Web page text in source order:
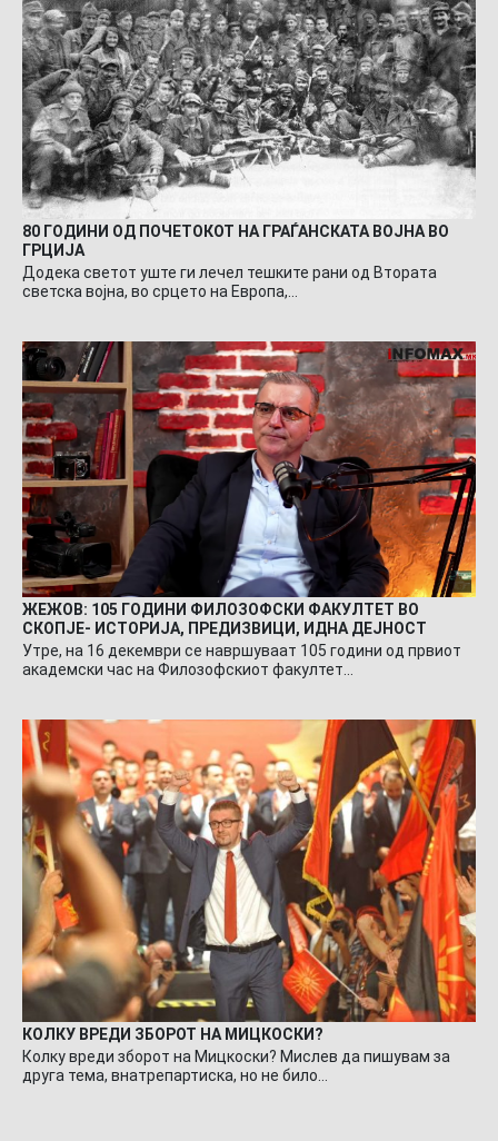
80 ГОДИНИ ОД ПОЧЕТОКОТ НА ГРАЃАНСКАТА ВОЈНА ВО
ГРЦИЈА
Додека светот уште ги лечел тешките рани од Втората
светска војна, во срцето на Европа,…
ЖЕЖОВ: 105 ГОДИНИ ФИЛОЗОФСКИ ФАКУЛТЕТ ВО
СКОПЈЕ- ИСТОРИЈА, ПРЕДИЗВИЦИ, ИДНА ДЕЈНОСТ
Утре, на 16 декември се навршуваат 105 години од првиот
академски час на Филозофскиот факултет…
КОЛКУ ВРЕДИ ЗБОРОТ НА МИЦКОСКИ?
Колку вреди зборот на Мицкоски? Мислев да пишувам за
друга тема, внатрепартиска, но не било…